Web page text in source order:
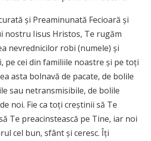
şi Preaminunată Fecioară şi
nostru Iisus Hristos, Te rugăm
nevrednicilor robi (numele) şi
pe cei din familiile noastre şi pe toţi
asta bolnavă de pacate, de bolile
sau netransmisibile, de bolile
noi. Fie ca toţi creştinii să Te
Te preacinstească pe Tine, iar noi
cel bun, sfânt şi ceresc. Îţi